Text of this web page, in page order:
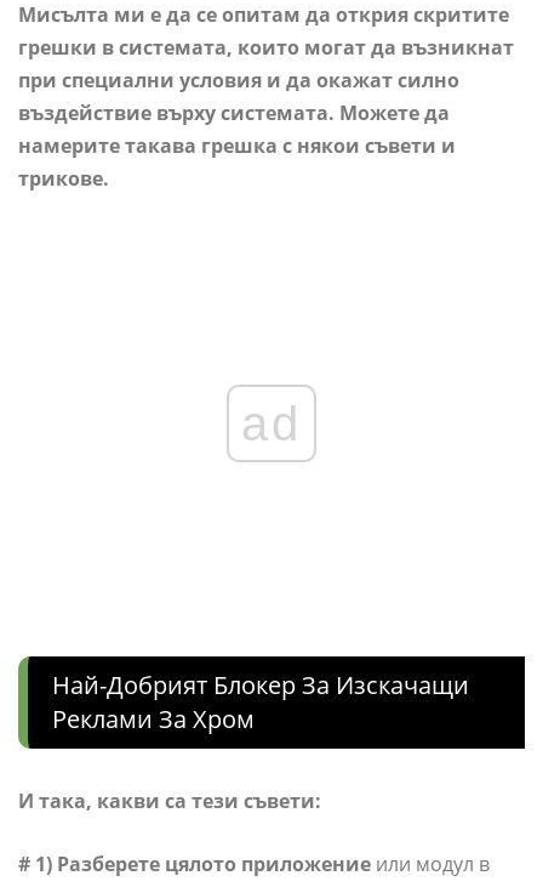
Мисълта ми е да се опитам да открия скритите
грешки в системата, които могат да възникнат
при специални условия и да окажат силно
въздействие върху системата. Можете да
намерите такава грешка с някои съвети и
трикове.
ad
Най-Добрият Блокер За Изскачащи
Реклами За Хром
И така, какви са тези съвети:
# 1) Разберете цялото приложение или модул в